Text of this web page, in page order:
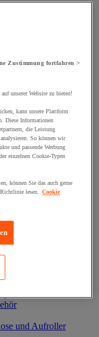
und Aufroller
Zustimmung fortfahren >
unserer Website zu bieten!
kann unsere Plattform
Diese Informationen
die Leistung
analysieren. So können wir
und passende Werbung
einzelnen Cookie-Typen
können Sie das auch gerne
lesen.
Cookie